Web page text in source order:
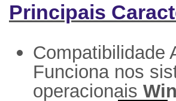
Principais
Compatibilidade
Funciona nos
operacionais